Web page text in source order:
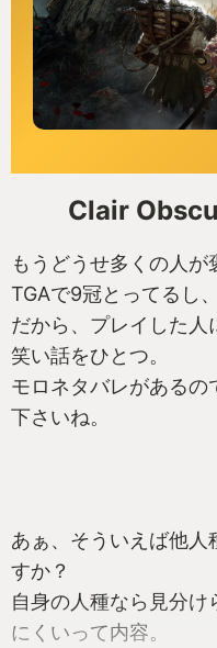
Clair
もうどうせ多くの人が
TGAで9冠とってるし
だから、プレイした人
笑い話をひとつ。
モロネタバレがある
下さいね。
あぁ、そういえば他人
すか？
自身の人種なら見分
にくいって内容。